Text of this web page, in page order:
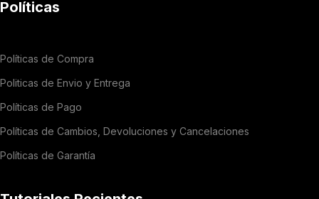
Políticas
Políticas de Compra
Politicas de Envio y Entrega
Políticas de Pago
Políticas de Cambios, Devoluciones y Cancelaciones
Políticas de Garantía